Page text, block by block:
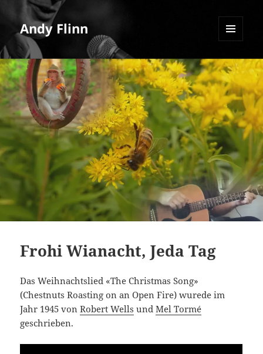
Andy Flinn
WIDGETS
Frohi Wianacht, Jeda Tag
Das Weihnachtslied «The Christmas Song»
(Chestnuts Roasting on an Open Fire) wurede im
Jahr 1945 vonRobert Wells undMel Tormé
geschrieben.